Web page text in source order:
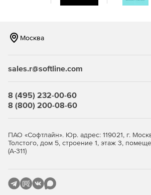
Москва
sales.r@softline.com
8 (495) 232-00-60
8 (800) 200-08-60
ПАО «Софтлайн». Юр. адрес: 119021, г.
Толстого, дом 5, строение 1, этаж 3,
(А-311)